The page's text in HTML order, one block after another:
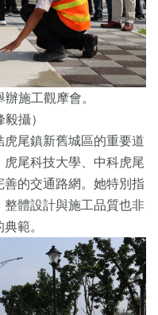
施工觀摩會。
毅攝）
尾鎮新舊城區的重要道
尾科技大學、中科虎尾
的交通路網。她特別指
體設計與施工品質也非
範。